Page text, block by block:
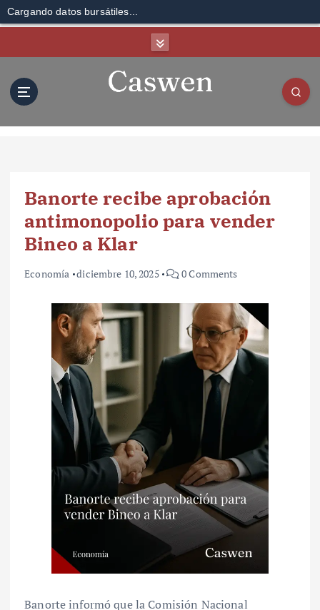
Cargando datos bursátiles...
Banorte recibe aprobación
antimonopolio para vender
Bineo a Klar
Economía diciembre 10, 2025 0 Comments
Banorte informó que la Comisión Nacional